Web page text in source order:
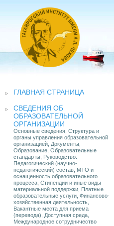
ГЛАВНАЯ СТРАНИЦА
СВЕДЕНИЯ ОБ
ОБРАЗОВАТЕЛЬНОЙ
ОРГАНИЗАЦИИ
Основные сведения, Структура и
органы управления образовательной
организацией, Документы,
Образование, Образовательные
стандарты, Руководство.
Педагогический (научно-
педагогический) состав, МТО и
оснащенность образовательного
процесса, Стипендии и иные виды
материальной поддержки, Платные
образовательные услуги, Финансово-
хозяйственная деятельность,
Вакантные места для приема
(перевода), Доступная среда,
Международное сотрудничество